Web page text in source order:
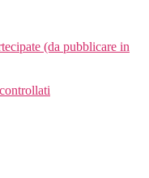
(da pubblicare in